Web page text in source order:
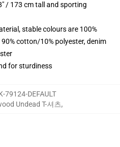
/ 173 cm tall and sporting
stable colours are 100%
cotton/10% polyester, denim
for sturdiness
79124-DEFAULT
Undead T-셔츠,